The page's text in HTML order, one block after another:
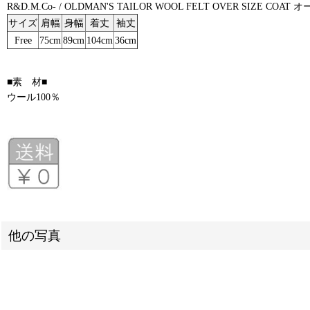
R&D.M.Co- / OLDMAN'S TAILOR WOOL FELT OVER SIZE COAT
サイズ 肩幅 身幅 着丈
袖丈
Free
75cm 89cm 104cm 36cm
■素 材■
ウール100％
他の写真